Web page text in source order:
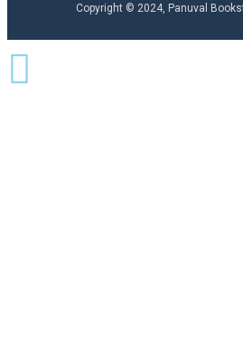
Copyright © 2024, Panuval